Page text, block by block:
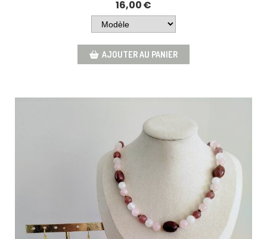
16,00€
AJOUTER AU PANIER